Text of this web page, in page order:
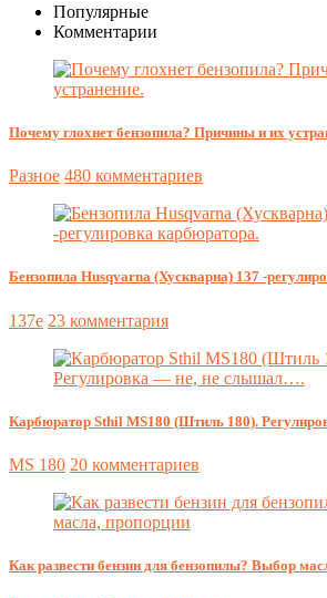
Популярные
Комментарии
Почему глохнет бензопила? Причины и их
Разное 480 комментариев
Бензопила Husqvarna (Хускварна) 137 -
137e 23 комментария
Карбюратор Sthil MS180 (Штиль 180).
MS 180 20 комментариев
Как развести бензин для бензопилы? Выбор